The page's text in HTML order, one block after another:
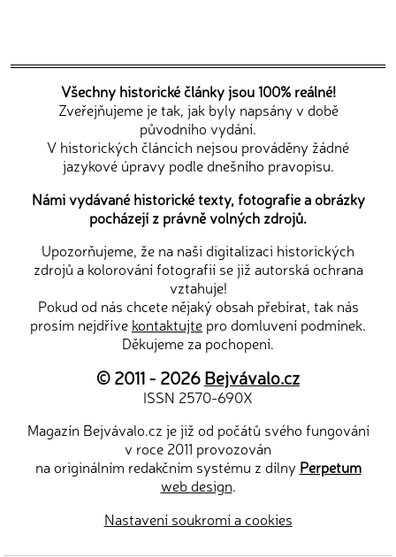
Všechny historické články jsou 100% reálné!
Zveřejňujeme je tak, jak byly napsány v době
původního vydání.
V historických článcích nejsou prováděny žádné
jazykové úpravy podle dnešního pravopisu.
Námi vydávané historické texty, fotografie a obrázky
pocházejí z právně volných zdrojů.
Upozorňujeme, že na naši digitalizaci historických
zdrojů a kolorování fotografií se již autorská ochrana
vztahuje!
Pokud od nás chcete nějaký obsah přebírat, tak nás
prosím nejdříve kontaktujte pro domluvení podmínek.
Děkujeme za pochopení.
© 2011 - 2026Bejvávalo.cz
ISSN 2570-690X
Magazín Bejvávalo.cz je již od počátů svého fungování
v roce 2011 provozován
na originálním redakčním systému z dílny Perpetum
web design.
Nastavení soukromí a cookies